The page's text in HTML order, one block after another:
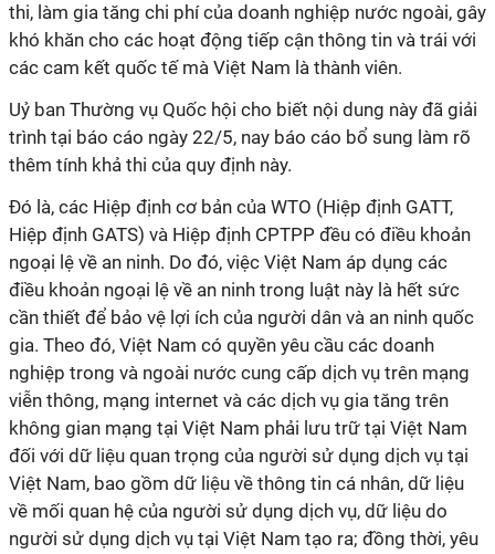
thi, làm gia tăng chi phí của doanh nghiệp nước ngoài, gây
khó khăn cho các hoạt động tiếp cận thông tin và trái với
các cam kết quốc tế mà Việt Nam là thành viên.
Uỷ ban Thường vụ Quốc hội cho biết nội dung này đã giải
trình tại báo cáo ngày 22/5, nay báo cáo bổ sung làm rõ
thêm tính khả thi của quy định này.
Đó là, các Hiệp định cơ bản của WTO (Hiệp định GATT,
Hiệp định GATS) và Hiệp định CPTPP đều có điều khoản
ngoại lệ về an ninh. Do đó, việc Việt Nam áp dụng các
điều khoản ngoại lệ về an ninh trong luật này là hết sức
cần thiết để bảo vệ lợi ích của người dân và an ninh quốc
gia. Theo đó, Việt Nam có quyền yêu cầu các doanh
nghiệp trong và ngoài nước cung cấp dịch vụ trên mạng
viễn thông, mạng internet và các dịch vụ gia tăng trên
không gian mạng tại Việt Nam phải lưu trữ tại Việt Nam
đối với dữ liệu quan trọng của người sử dụng dịch vụ tại
Việt Nam, bao gồm dữ liệu về thông tin cá nhân, dữ liệu
về mối quan hệ của người sử dụng dịch vụ, dữ liệu do
người sử dụng dịch vụ tại Việt Nam tạo ra; đồng thời, yêu